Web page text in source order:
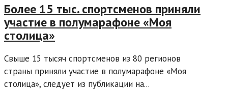
Более 15 тыс. спортсменов приняли
участие в полумарафоне «Моя
столица»
Свыше 15 тысяч спортсменов из 80 регионов
страны приняли участие в полумарафоне «Моя
столица», следует из публикации на...